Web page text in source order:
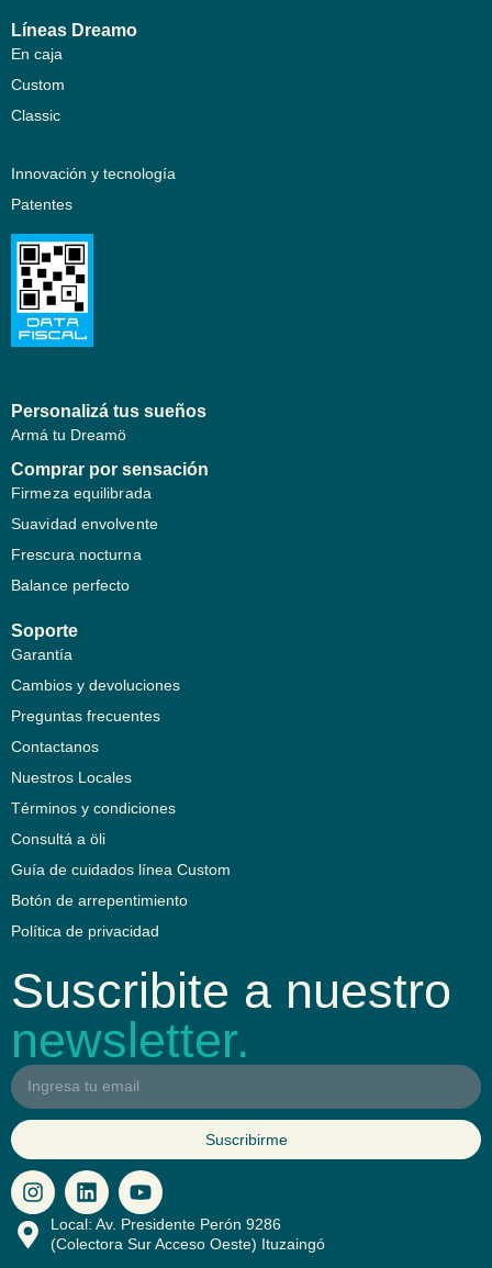
Líneas Dreamo
En caja
Custom
Classic
Innovación y tecnología
Patentes
Personalizá tus sueños
Armá tu Dreamö
Comprar por sensación
Firmeza equilibrada
Suavidad envolvente
Frescura nocturna
Balance perfecto
Soporte
Garantía
Cambios y devoluciones
Preguntas frecuentes
Contactanos
Nuestros Locales
Términos y condiciones
Consultá a öli
Guía de cuidados línea Custom
Botón de arrepentimiento
Política de privacidad
Suscribite a nuestro
newsletter.
Suscribirme
I
n
s
t
L
i
n
k
Y
o
u
t
Local: Av. Presidente Perón 9286
(Colectora Sur Acceso Oeste) Ituzaingó